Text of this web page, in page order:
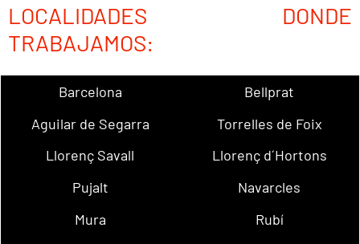
LOCALIDADES DONDE
TRABAJAMOS:
Barcelona
Bellprat
Aguilar de Segarra
Torrelles de Foix
Llorenç Savall
Llorenç d´Hortons
Pujalt
Navarcles
Mura
Rubí